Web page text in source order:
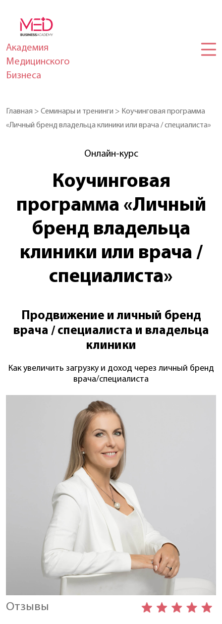
Академия
Медицинского
Бизнеса
Главная > Семинары и тренинги > Коучинговая программа
«Личный бренд владельца клиники или врача / специалиста»
Онлайн-курс
Коучинговая
программа «Личный
бренд владельца
клиники или врача /
специалиста»
Продвижение и личный бренд
врача / специалиста и владельца
клиники
Как увеличить загрузку и доход через личный бренд
врача/специалиста
Отзывы